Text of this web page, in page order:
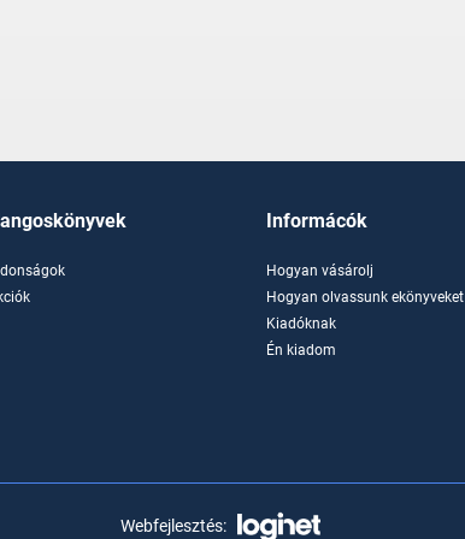
Informácók
Hogyan vásárolj
Hogyan olvassunk ekönyveket
Kiadóknak
Én kiadom
Webfejlesztés: